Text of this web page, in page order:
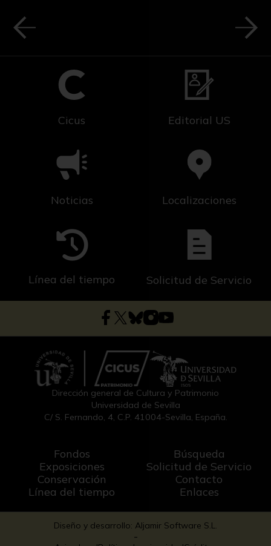
Cicus Editorial US
Noticias Localizaciones
Línea del tiempo Solicitud de Servicio
Dirección general de Cultura y Patrimonio
Universidad de Sevilla
C/ S. Fernando, 4, C.P. 41004-Sevilla, España.
Fondos
Exposiciones
Conservación
Línea del tiempo
Búsqueda
Solicitud de Servicio
Contacto
Enlaces
Diseño y desarrollo: Aljamir Software S.L.
-